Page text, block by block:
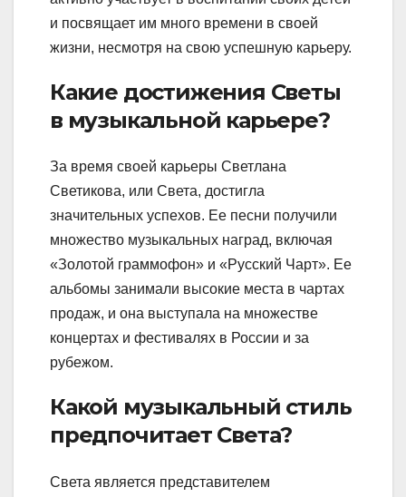
и посвящает им много времени в своей
жизни, несмотря на свою успешную карьеру.
Какие достижения Светы
в музыкальной карьере?
За время своей карьеры Светлана
Светикова, или Света, достигла
значительных успехов. Ее песни получили
множество музыкальных наград, включая
«Золотой граммофон» и «Русский Чарт». Ее
альбомы занимали высокие места в чартах
продаж, и она выступала на множестве
концертах и фестивалях в России и за
рубежом.
Какой музыкальный стиль
предпочитает Света?
Света является представителем